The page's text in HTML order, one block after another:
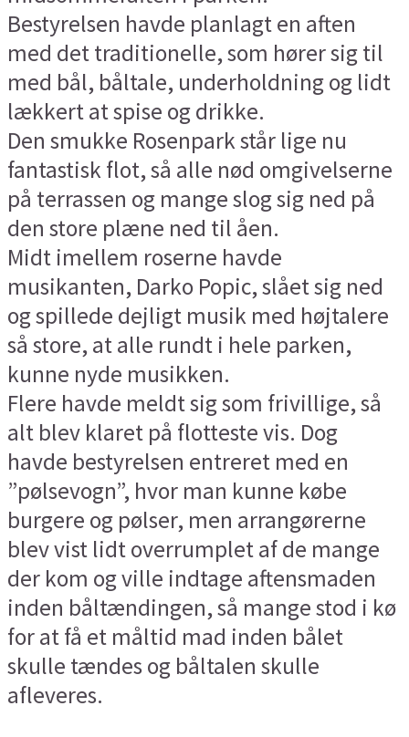
Bestyrelsen havde planlagt en aften
med det traditionelle, som hører sig til
med bål, båltale, underholdning og lidt
lækkert at spise og drikke.
Den smukke Rosenpark står lige nu
fantastisk flot, så alle nød omgivelserne
på terrassen og mange slog sig ned på
den store plæne ned til åen.
Midt imellem roserne havde
musikanten, Darko Popic, slået sig ned
og spillede dejligt musik med højtalere
så store, at alle rundt i hele parken,
kunne nyde musikken.
Flere havde meldt sig som frivillige, så
alt blev klaret på flotteste vis. Dog
havde bestyrelsen entreret med en
”pølsevogn”, hvor man kunne købe
burgere og pølser, men arrangørerne
blev vist lidt overrumplet af de mange
der kom og ville indtage aftensmaden
inden båltændingen, så mange stod i kø
for at få et måltid mad inden bålet
skulle tændes og båltalen skulle
afleveres.